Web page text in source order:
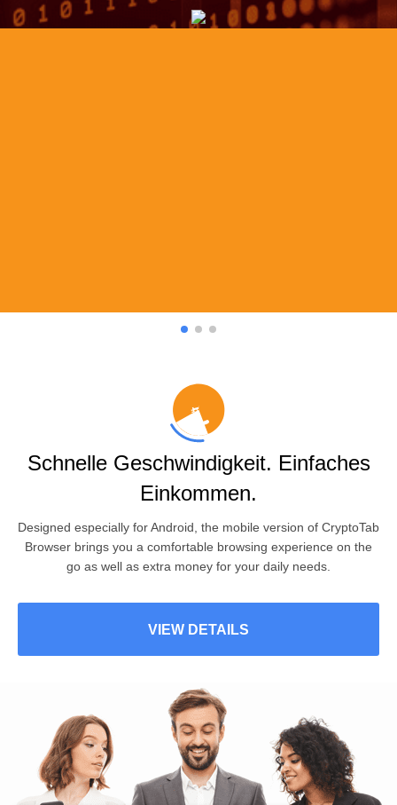
Schnelle Geschwindigkeit. Einfaches
Einkommen.
Designed especially forAndroid , the mobile version of CryptoTab
Browser brings you a comfortable browsing experience on the
go as well as extra money for your daily needs.
VIEW DETAILS